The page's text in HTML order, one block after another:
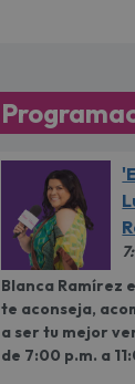
Blanca Ramírez
te aconseja,
a ser tu mejor
de 7:00 p.m. a